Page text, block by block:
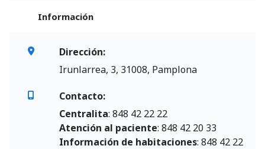
Información
Dirección:
Irunlarrea, 3, 31008, Pamplona
Contacto:
Centralita: 848 42 22 22
Atención al paciente: 848 42 20 33
Información de habitaciones: 848 42 22